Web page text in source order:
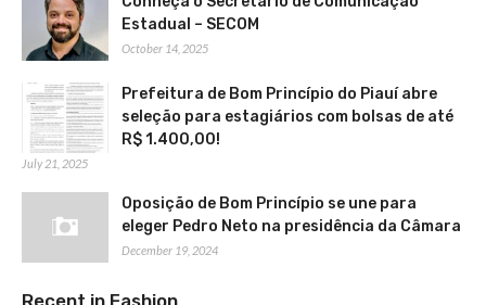
Estadual – SECOM
October 14, 2025
Prefeitura de Bom Princípio do Piauí abre
seleção para estagiários com bolsas de até
R$ 1.400,00!
July 21, 2025
Oposição de Bom Princípio se une para
eleger Pedro Neto na presidência da Câmara
December 19, 2024